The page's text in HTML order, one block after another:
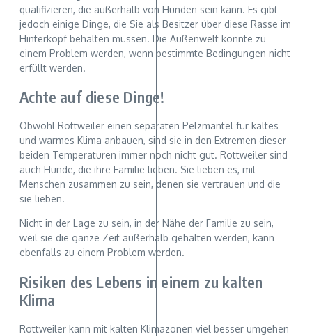
qualifizieren, die außerhalb von Hunden sein kann. Es gibt
jedoch einige Dinge, die Sie als Besitzer über diese Rasse im
Hinterkopf behalten müssen. Die Außenwelt könnte zu
einem Problem werden, wenn bestimmte Bedingungen nicht
erfüllt werden.
Achte auf diese Dinge!
Obwohl Rottweiler einen separaten Pelzmantel für kaltes
und warmes Klima anbauen, sind sie in den Extremen dieser
beiden Temperaturen immer noch nicht gut. Rottweiler sind
auch Hunde, die ihre Familie lieben. Sie lieben es, mit
Menschen zusammen zu sein, denen sie vertrauen und die
sie lieben.
Nicht in der Lage zu sein, in der Nähe der Familie zu sein,
weil sie die ganze Zeit außerhalb gehalten werden, kann
ebenfalls zu einem Problem werden.
Risiken des Lebens in einem zu kalten
Klima
Rottweiler kann mit kalten Klimazonen viel besser umgehen